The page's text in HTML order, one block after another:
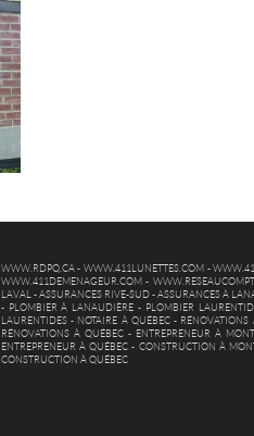
WWW.RDPQ.CA-WWW.411LUNETTES.COM -
WWW.411DEMENAGEUR.COM -
LAVAL- ASSURANCES RIVE-SUD-ASSURANCES À
- PLOMBIER À LANAUDIÈRE - PLOMBIER
LAURENTIDES- NOTAIRE À QUÉBEC- RÉNOVATIONS
RÉNOVATIONS À QUÉBEC- ENTREPRENEUR À
ENTREPRENEUR À QUÉBEC - CONSTRUCTION À
CONSTRUCTION À QUÉBEC